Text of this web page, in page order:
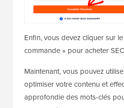
Enfin, vous devez cliquer sur
commande » pour acheter
Maintenant, vous pouvez
optimiser votre contenu et
approfondie des mots-clés